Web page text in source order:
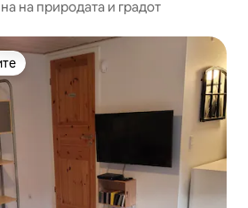
на природата и градот
на гостите“